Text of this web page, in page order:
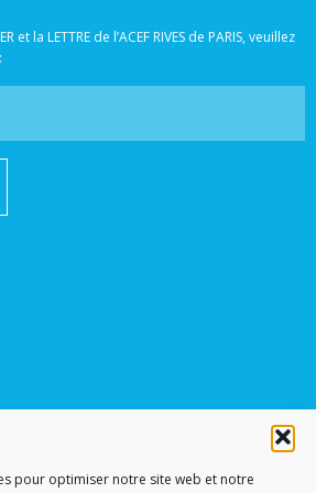
pour optimiser notre site web et notre
et la LETTRE de l’ACEF RIVES de PARIS, veuillez